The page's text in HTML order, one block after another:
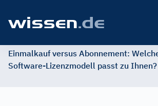
Einmalkauf versus Abonnement:
Software-Lizenzmodell passt zu Ihnen?